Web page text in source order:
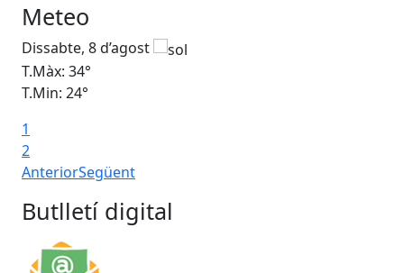
Meteo
Dissabte, 8 d’agost
T.Màx: 34°
T.Min: 24°
1
2
AnteriorSegüent
Butlletí digital